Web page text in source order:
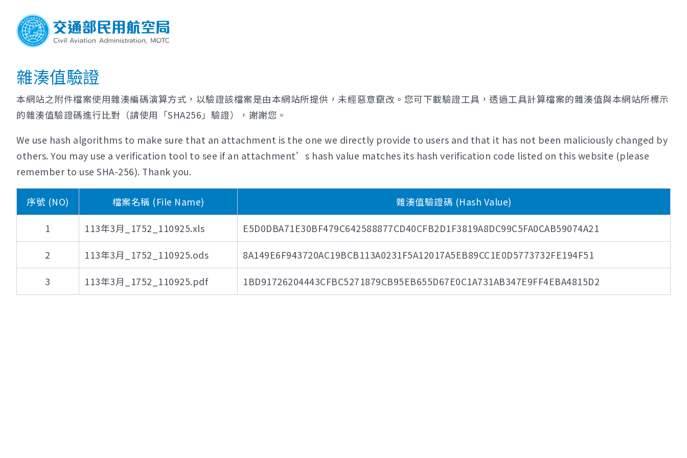
雜湊值驗證
本網站之附件檔案使用雜湊編碼演算方式，以驗證該檔案是由本網站所提供，未經惡意竄改。您可下載驗證工具，透過工具計算檔案的雜湊值與本網站所標示
的雜湊值驗證碼進行比對（請使用「SHA256」驗證），謝謝您。
We use hash algorithms to make sure that an attachment is the one we directly provide to users and that it has not been maliciously changed by
others. You may use a verification tool to see if an attachment’s hash value matches its hash verification code listed on this website (please
remember to use SHA-256). Thank you.
序號 (NO) 檔案名稱 (File Name) 雜湊值驗證碼 (Hash Value)
1 113年3月_1752_110925.xls E5D0DBA71E30BF479C642588877CD40CFB2D1F3819A8DC99C5FA0CAB59074A21
2 113年3月_1752_110925.ods 8A149E6F943720AC19BCB113A0231F5A12017A5EB89CC1E0D5773732FE194F51
3 113年3月_1752_110925.pdf 1BD91726204443CFBC5271879CB95EB655D67E0C1A731AB347E9FF4EBA4815D2